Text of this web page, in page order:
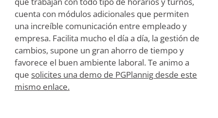
cuenta con módulos adicionales que permiten
una increíble comunicación entre empleado y
empresa. Facilita mucho el día a día, la gestión de
cambios, supone un gran ahorro de tiempo y
favorece el buen ambiente laboral. Te animo a
que solicites una demo de PGPlannig desde este
mismo enlace.